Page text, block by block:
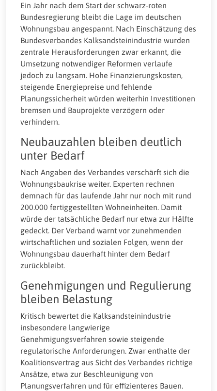
Ein Jahr nach dem Start der schwarz-roten
Bundesregierung bleibt die Lage im deutschen
Wohnungsbau angespannt. Nach Einschätzung des
Bundesverbandes Kalksandsteinindustrie wurden
zentrale Herausforderungen zwar erkannt, die
Umsetzung notwendiger Reformen verlaufe
jedoch zu langsam. Hohe Finanzierungskosten,
steigende Energiepreise und fehlende
Planungssicherheit würden weiterhin Investitionen
bremsen und Bauprojekte verzögern oder
verhindern.
Neubauzahlen bleiben deutlich
unter Bedarf
Nach Angaben des Verbandes verschärft sich die
Wohnungsbaukrise weiter. Experten rechnen
demnach für das laufende Jahr nur noch mit rund
200.000 fertiggestellten Wohneinheiten. Damit
würde der tatsächliche Bedarf nur etwa zur Hälfte
gedeckt. Der Verband warnt vor zunehmenden
wirtschaftlichen und sozialen Folgen, wenn der
Wohnungsbau dauerhaft hinter dem Bedarf
zurückbleibt.
Genehmigungen und Regulierung
bleiben Belastung
Kritisch bewertet die Kalksandsteinindustrie
insbesondere langwierige
Genehmigungsverfahren sowie steigende
regulatorische Anforderungen. Zwar enthalte der
Koalitionsvertrag aus Sicht des Verbandes richtige
Ansätze, etwa zur Beschleunigung von
Planungsverfahren und für effizienteres Bauen.